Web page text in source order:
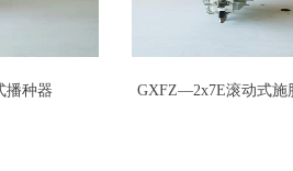
播种器
GXFZ—2x7E滚动式施